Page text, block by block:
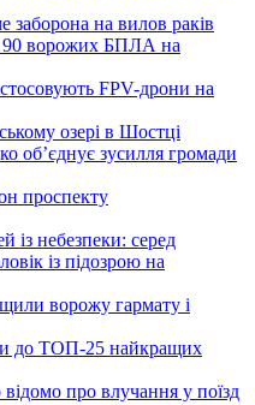
заборона на вилов раків
ворожих БПЛА на
FPV-дрони на
озері в Шостці
об’єднує зусилля громади
проспекту
із небезпеки: серед
із підозрою на
ворожу гармату і
до ТОП-25 найкращих
про влучання у поїзд